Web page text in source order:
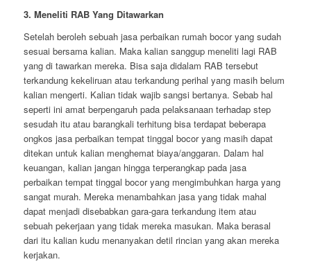
3. Meneliti RAB Yang Ditawarkan
Setelah beroleh sebuah jasa perbaikan rumah bocor yang sudah
sesuai bersama kalian. Maka kalian sanggup meneliti lagi RAB
yang di tawarkan mereka. Bisa saja didalam RAB tersebut
terkandung kekeliruan atau terkandung perihal yang masih belum
kalian mengerti. Kalian tidak wajib sangsi bertanya. Sebab hal
seperti ini amat berpengaruh pada pelaksanaan terhadap step
sesudah itu atau barangkali terhitung bisa terdapat beberapa
ongkos jasa perbaikan tempat tinggal bocor yang masih dapat
ditekan untuk kalian menghemat biaya/anggaran. Dalam hal
keuangan, kalian jangan hingga terperangkap pada jasa
perbaikan tempat tinggal bocor yang mengimbuhkan harga yang
sangat murah. Mereka menambahkan jasa yang tidak mahal
dapat menjadi disebabkan gara-gara terkandung item atau
sebuah pekerjaan yang tidak mereka masukan. Maka berasal
dari itu kalian kudu menanyakan detil rincian yang akan mereka
kerjakan.